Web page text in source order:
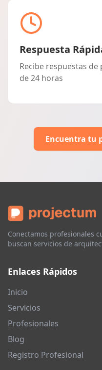
Respuesta
Recibe respuestas
de 24 horas
Encuentra tu
Conectamos profesionales
buscan servicios de
Enlaces Rápidos
Inicio
Servicios
Profesionales
Blog
Registro Profesional